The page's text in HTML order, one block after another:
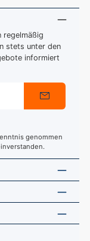
regelmäßig
stets unter den
informiert
genommen